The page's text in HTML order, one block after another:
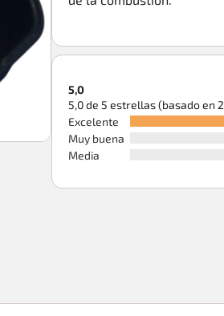
5,0
5,0 de 5 estrellas (basado en
Excelente
Muy buena
Media